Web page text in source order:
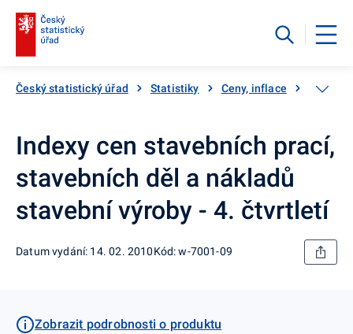
Český statistický úřad Statistiky Ceny, inflace Ceny
Indexy cen stavebních prací,
stavebních děl a nákladů
stavební výroby - 4. čtvrtletí
Datum vydání: 14. 02. 2010Kód: w-7001-09
Zobrazit podrobnosti o produktu